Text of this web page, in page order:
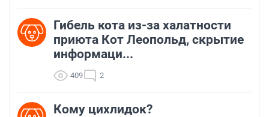
Гибель кота из-за халатности
приюта Кот Леопольд, скрытиe
информаци...
409 2
Кому цихлидок?